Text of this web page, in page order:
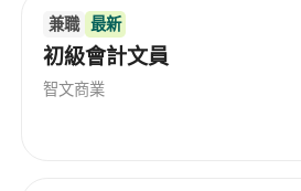
兼職 最新
初級會計文員
智文商業